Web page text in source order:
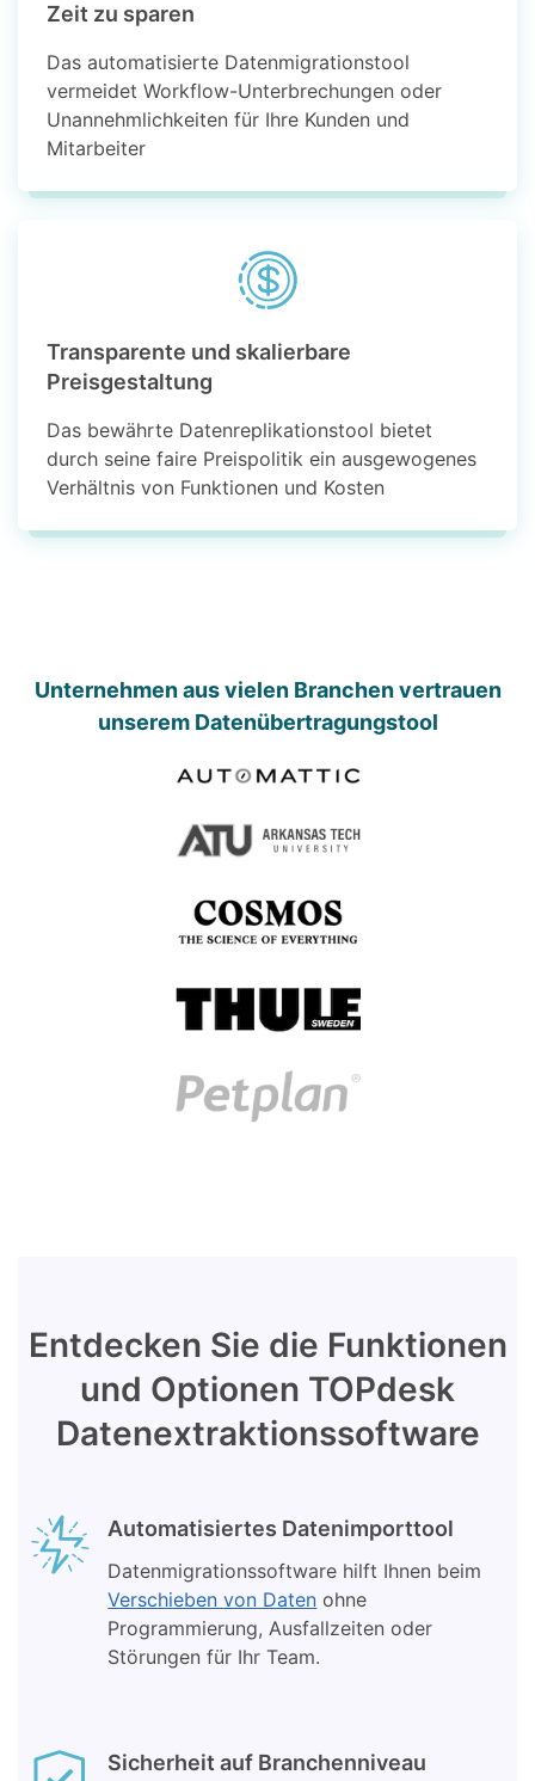
Zeit zu sparen
Das automatisierte Datenmigrationstool
vermeidet Workflow-Unterbrechungen oder
Unannehmlichkeiten für Ihre Kunden und
Mitarbeiter
Transparente und skalierbare
Preisgestaltung
Das bewährte Datenreplikationstool bietet
durch seine faire Preispolitik ein ausgewogenes
Verhältnis von Funktionen und Kosten
Unternehmen aus vielen Branchen vertrauen
unserem Datenübertragungstool
Entdecken Sie die Funktionen
und Optionen TOPdesk
Datenextraktionssoftware
Automatisiertes Datenimporttool
Datenmigrationssoftware hilft Ihnen beim
Verschieben von Daten ohne
Programmierung, Ausfallzeiten oder
Störungen für Ihr Team.
Sicherheit auf Branchenniveau